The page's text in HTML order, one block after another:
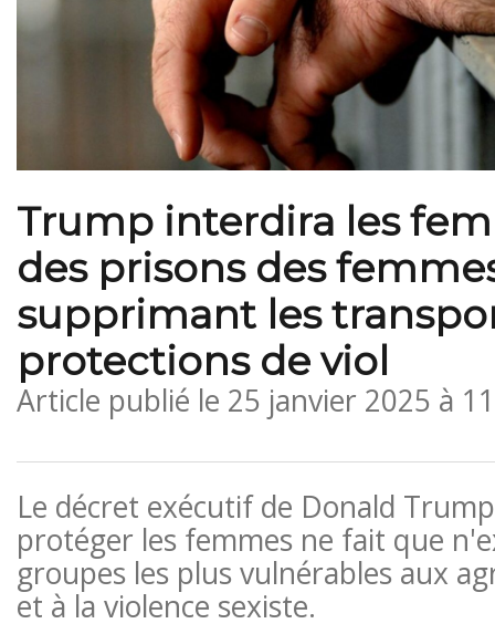
Trump interdira les
des prisons des
supprimant les
protections de viol
Article publié le 25 janvier 2025 à
Le décret exécutif de Donald
protéger les femmes ne fait que
groupes les plus vulnérables aux
et à la violence sexiste.